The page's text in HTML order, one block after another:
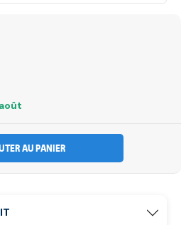
août
AU PANIER